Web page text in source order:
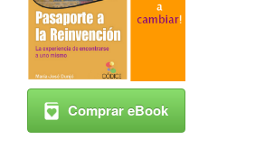
Comprar eBook